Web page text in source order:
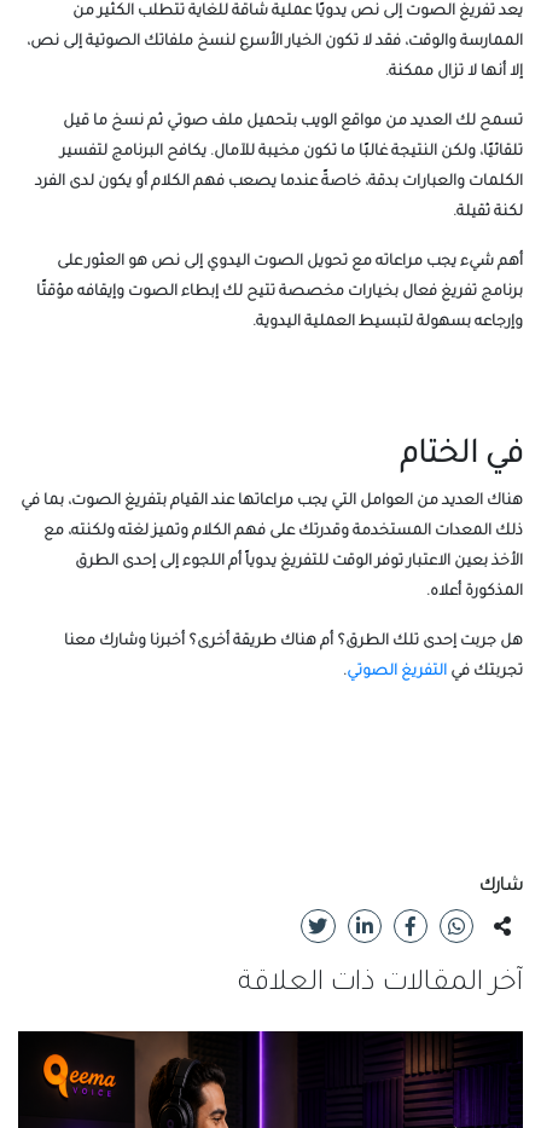
يعد تفريغ الصوت إلى نص يدويًا عملية شاقة للغاية تتطلب الكثير من
الممارسة والوقت، فقد لا تكون الخيار الأسرع لنسخ ملفاتك الصوتية إلى نص،
إلا أنها لا تزال ممكنة.
تسمح لك العديد من مواقع الويب بتحميل ملف صوتي ثم نسخ ما قيل
تلقائيًا، ولكن النتيجة غالبًا ما تكون مخيبة للآمال. يكافح البرنامج لتفسير
الكلمات والعبارات بدقة، خاصةً عندما يصعب فهم الكلام أو يكون لدى الفرد
لكنة ثقيلة.
أهم شيء يجب مراعاته مع تحويل الصوت اليدوي إلى نص هو العثور على
برنامج تفريغ فعال بخيارات مخصصة تتيح لك إبطاء الصوت وإيقافه مؤقتًا
وإرجاعه بسهولة لتبسيط العملية اليدوية.
في الختام
هناك العديد من العوامل التي يجب مراعاتها عند القيام بتفريغ الصوت، بما في
ذلك المعدات المستخدمة وقدرتك على فهم الكلام وتميز لغته ولكنته، مع
الأخذ بعين الاعتبار توفر الوقت للتفريغ يدوياً أم اللجوء إلى إحدى الطرق
المذكورة أعلاه.
هل جربت إحدى تلك الطرق؟ أم هناك طريقة أخرى؟ أخبرنا وشارك معنا
تجربتك في التفريغ الصوتي.
شارك
آخر المقالات ذات العلاقة